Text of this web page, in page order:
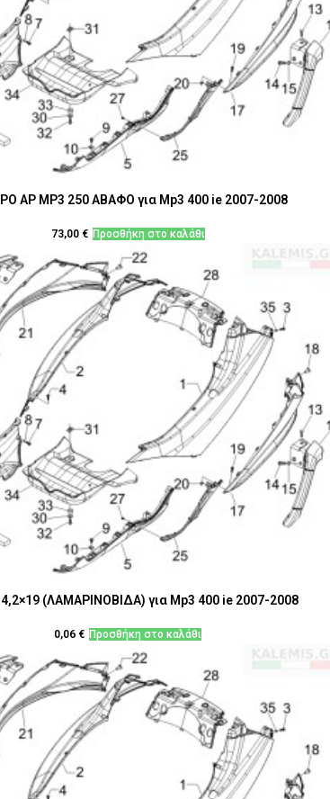
ΑΡ MP3 250 AΒΑΦΟ για Mp3 400 ie 2007-2008
73,00 € Προσθήκη στο καλάθι
(ΛΑΜΑΡΙΝΟΒΙΔΑ) για Mp3 400 ie 2007-2008
0,06 € Προσθήκη στο καλάθι